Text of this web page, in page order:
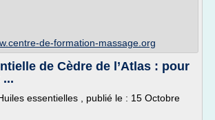
de-formation-massage.org
de Cèdre de l’Atlas : pour
...
essentielles , publié le : 15 Octobre